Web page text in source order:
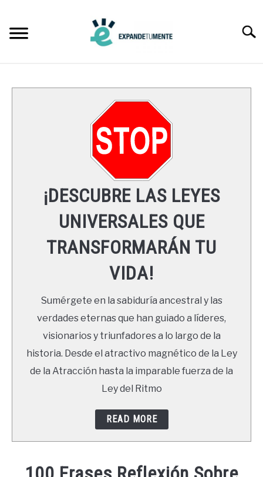
content
LEYES UNIVERSALES
RECURSOS
NEWSLETTER
¡DESCUBRE LAS LEYES
UNIVERSALES QUE
TRANSFORMARÁN TU
VIDA!
Sumérgete en la sabiduría ancestral y las
verdades eternas que han guiado a líderes,
visionarios y triunfadores a lo largo de la
historia. Desde el atractivo magnético de la Ley
de la Atracción hasta la imparable fuerza de la
Ley del Ritmo
READ MORE